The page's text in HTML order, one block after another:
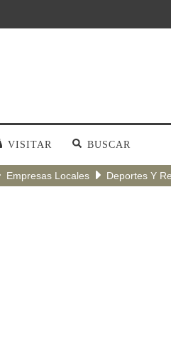
VISITAR BUSCAR
Empresas Locales Deportes Y